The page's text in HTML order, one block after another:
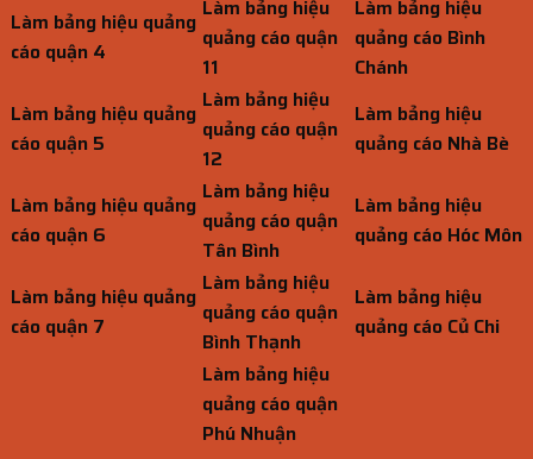
Làm bảng hiệu quảng
cáo quận 4
Làm bảng hiệu
quảng cáo quận
11
Làm bảng hiệu
quảng cáo Bình
Chánh
Làm bảng hiệu quảng
cáo quận 5
Làm bảng hiệu
quảng cáo quận
12
Làm bảng hiệu
quảng cáo Nhà Bè
Làm bảng hiệu quảng
cáo quận 6
Làm bảng hiệu
quảng cáo quận
Tân Bình
Làm bảng hiệu
quảng cáo Hóc Môn
Làm bảng hiệu quảng
cáo quận 7
Làm bảng hiệu
quảng cáo quận
Bình Thạnh
Làm bảng hiệu
quảng cáo Củ Chi
Làm bảng hiệu
quảng cáo quận
Phú Nhuận